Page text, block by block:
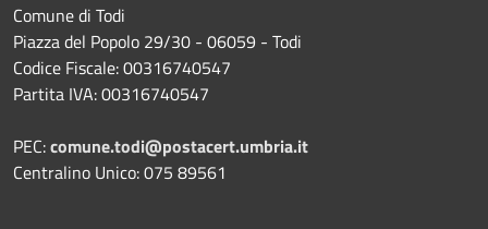
Comune di Todi
Piazza del Popolo 29/30 - 06059 - Todi
Codice Fiscale: 00316740547
Partita IVA: 00316740547
PEC:comune.todi@postacert.umbria.it
Centralino Unico: 075 89561